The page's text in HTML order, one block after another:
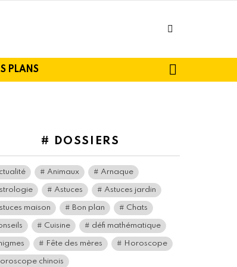
PLANS
# DOSSIERS
Animaux Arnaque
Astuces Astuces jardin
maison Bon plan Chats
Cuisine défi mathématique
Fête des mères Horoscope
chinois